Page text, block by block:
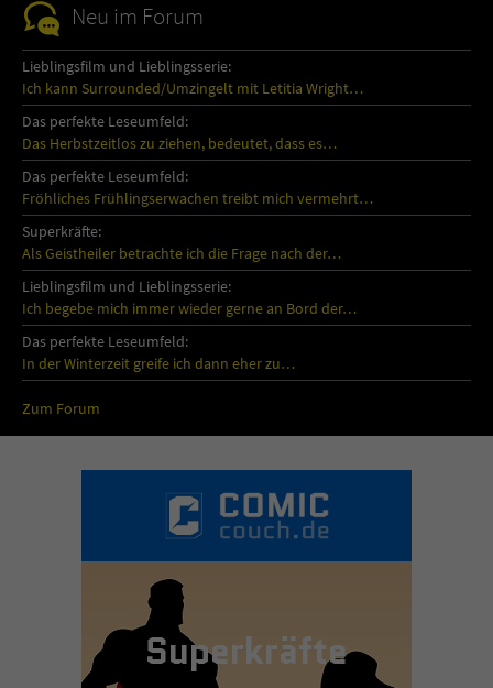
Neu im Forum
Lieblingsfilm und Lieblingsserie:
Ich kann Surrounded/Umzingelt mit Letitia Wright…
Das perfekte Leseumfeld:
Das Herbstzeitlos zu ziehen, bedeutet, dass es…
Das perfekte Leseumfeld:
Fröhliches Frühlingserwachen treibt mich vermehrt…
Superkräfte:
Als Geistheiler betrachte ich die Frage nach der…
Lieblingsfilm und Lieblingsserie:
Ich begebe mich immer wieder gerne an Bord der…
Das perfekte Leseumfeld:
In der Winterzeit greife ich dann eher zu…
Zum Forum
Superkräfte